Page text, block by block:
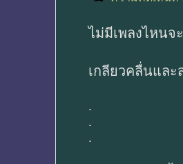
ไม่มีเพลงไหนจ
เกลียวคลื่นแล
.
.
.